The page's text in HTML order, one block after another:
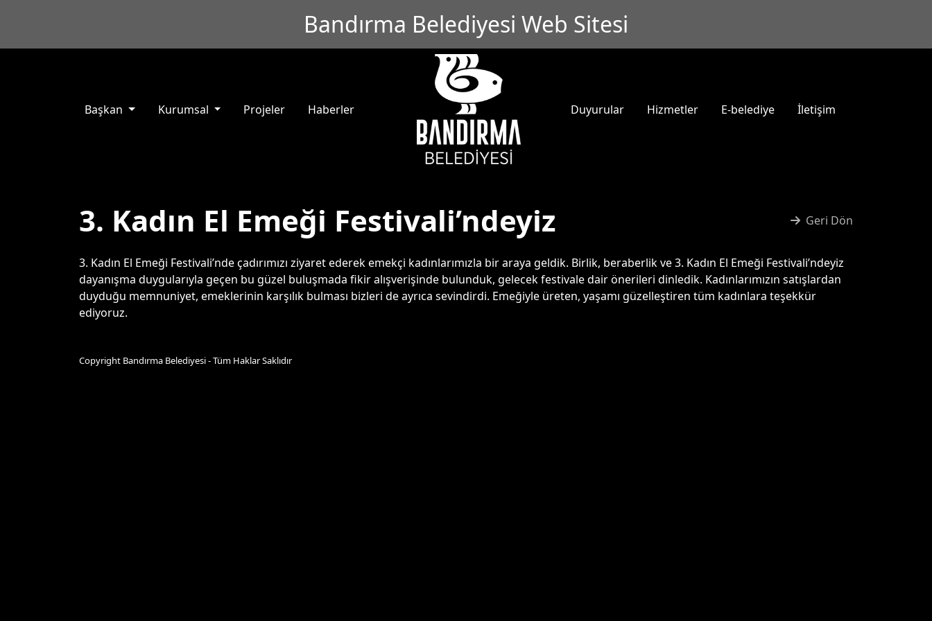
Bandırma Belediyesi Web Sitesi
Başkan Kurumsal Projeler Haberler Duyurular Hizmetler E-belediye İletişim
3. Kadın El Emeği Festivali’ndeyiz Geri Dön
3. Kadın El Emeği Festivali’nde çadırımızı ziyaret ederek emekçi kadınlarımızla bir araya geldik. Birlik, beraberlik ve 3. Kadın El Emeği Festivali’ndeyiz
dayanışma duygularıyla geçen bu güzel buluşmada fikir alışverişinde bulunduk, gelecek festivale dair önerileri dinledik. Kadınlarımızın satışlardan
duyduğu memnuniyet, emeklerinin karşılık bulması bizleri de ayrıca sevindirdi. Emeğiyle üreten, yaşamı güzelleştiren tüm kadınlara teşekkür
ediyoruz.
Copyright Bandırma Belediyesi - Tüm Haklar Saklıdır